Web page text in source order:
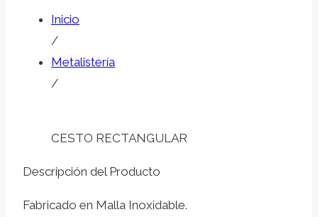
Inicio
/
Metalistería
/
CESTO RECTANGULAR
Descripción del Producto
Fabricado en Malla Inoxidable.